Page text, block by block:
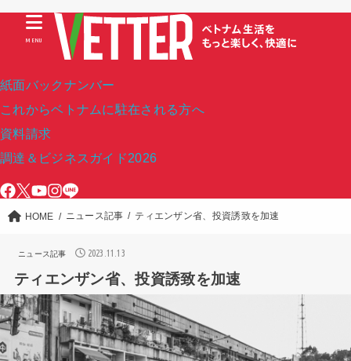
紙面バックナンバー
これからベトナムに駐在される方へ
資料請求
調達＆ビジネスガイド2026
MENU
HOME ニュース記事 ティエンザン省、投資誘致を加速
ニュース記事 2023.11.13
ティエンザン省、投資誘致を加速